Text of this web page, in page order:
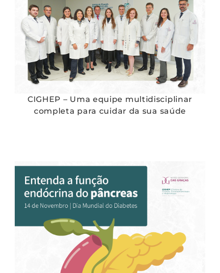
CIGHEP – Uma equipe multidisciplinar
completa para cuidar da sua saúde